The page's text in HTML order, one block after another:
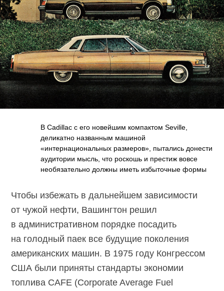
В Cadillac с его новейшим компактом Seville,
деликатно названным машиной
«интернациональных размеров», пытались донести
аудитории мысль, что роскошь и престиж вовсе
необязательно должны иметь избыточные формы
Чтобы избежать в дальнейшем зависимости
от чужой нефти, Вашингтон решил
в административном порядке посадить
на голодный паек все будущие поколения
американских машин. В 1975 году Конгрессом
США были приняты стандарты экономии
топлива CAFE (Corporate Average Fuel